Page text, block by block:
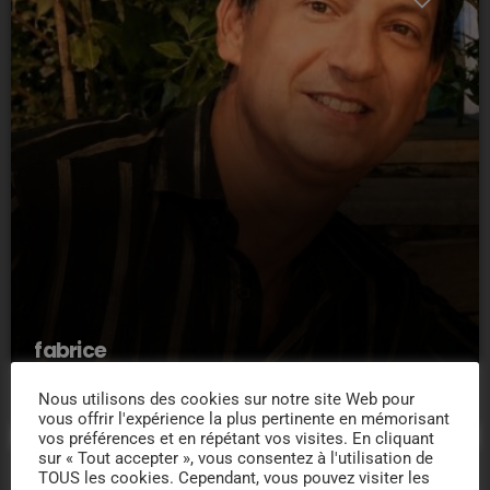
fabrice
Nous utilisons des cookies sur notre site Web pour
vous offrir l'expérience la plus pertinente en mémorisant
vos préférences et en répétant vos visites. En cliquant
sur « Tout accepter », vous consentez à l'utilisation de
TOUS les cookies. Cependant, vous pouvez visiter les